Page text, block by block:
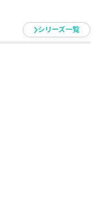
代、講師・研修セ
法の敬語、好感度
者やビジネスパー
で使う順にランク
〉だけをマスター
います。
、営業、交渉、打
ジネスシーンで、
シリーズ一覧